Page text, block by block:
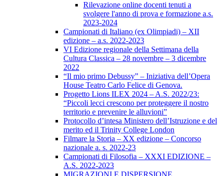
Rilevazione online docenti tenuti a
svolgere l'anno di prova e formazione a.s.
2023-2024
Campionati di Italiano (ex Olimpiadi) – XII
edizione – a.s. 2022-2023
VI Edizione regionale della Settimana della
Cultura Classica – 28 novembre – 3 dicembre
2022
“Il mio primo Debussy” – Iniziativa dell’Opera
House Teatro Carlo Felice di Genova.
Progetto Lions ILEX 2024 – A.S. 2022/23:
“Piccoli lecci crescono per proteggere il nostro
territorio e prevenire le alluvioni”
Protocollo d’intesa Ministero dell’Istruzione e del
merito ed il Trinity College London
Filmare la Storia – XX edizione – Concorso
nazionale a. s. 2022-23
Campionati di Filosofia – XXXI EDIZIONE –
A.S. 2022-2023